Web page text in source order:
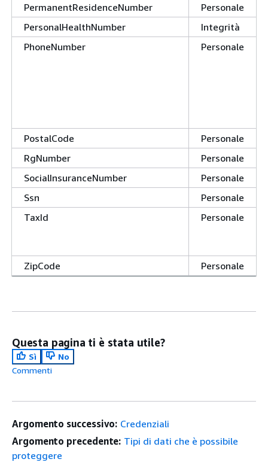
PermanentResidenceNumber
Personale
PersonalHealthNumber
Integrità
PhoneNumber
Personale
PostalCode
Personale
RgNumber
Personale
SocialInsuranceNumber
Personale
Ssn
Personale
TaxId
Personale
ZipCode Personale
Questa pagina ti è stata utile?
Sì
No
Commenti
Argomento successivo: Credenziali
Argomento precedente: Tipi di dati che è possibile
proteggere